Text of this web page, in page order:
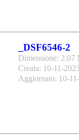
_DSF6546-2
Dimensione: 2.07
Creata: 10-11-
Aggiornato: 10-